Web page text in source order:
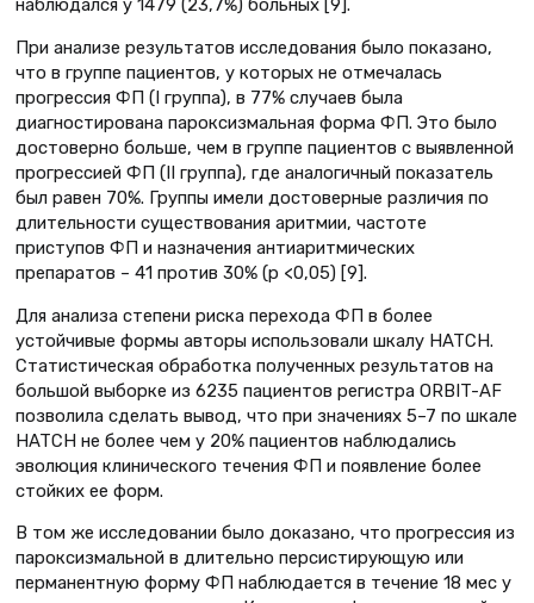
наблюдался у 1479 (23,7%) больных [9].
При анализе результатов исследования было показано,
что в группе пациентов, у которых не отмечалась
прогрессия ФП (I группа), в 77% случаев была
диагностирована пароксизмальная форма ФП. Это было
достоверно больше, чем в группе пациентов с выявленной
прогрессией ФП (II группа), где аналогичный показатель
был равен 70%. Группы имели достоверные различия по
длительности существования аритмии, частоте
приступов ФП и назначения антиаритмических
препаратов – 41 против 30% (р <0,05) [9].
Для анализа степени риска перехода ФП в более
устойчивые формы авторы использовали шкалу HATCH.
Статистическая обработка полученных результатов на
большой выборке из 6235 пациентов регистра ORBIT-AF
позволила сделать вывод, что при значениях 5–7 по шкале
HATCH не более чем у 20% пациентов наблюдались
эволюция клинического течения ФП и появление более
стойких ее форм.
В том же исследовании было доказано, что прогрессия из
пароксизмальной в длительно персистирующую или
перманентную форму ФП наблюдается в течение 18 мес у